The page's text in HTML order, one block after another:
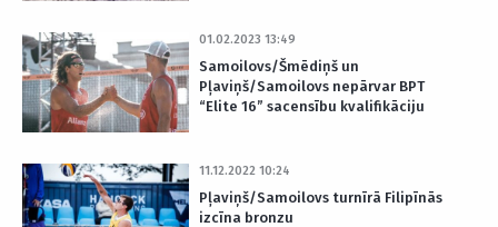
01.02.2023 13:49
Samoilovs/Šmēdiņš un
Pļaviņš/Samoilovs nepārvar BPT
“Elite 16” sacensību kvalifikāciju
11.12.2022 10:24
Pļaviņš/Samoilovs turnīrā Filipīnās
izcīna bronzu